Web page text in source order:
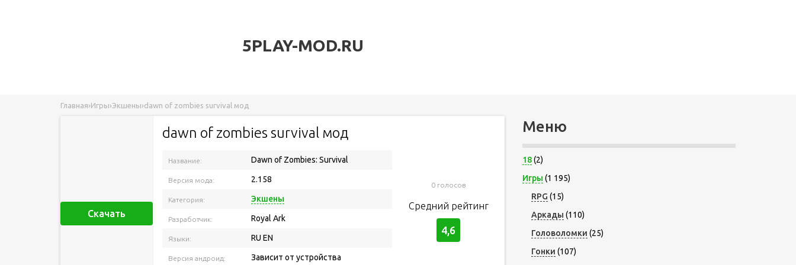
5PLAY-MOD.RU
Главная›Игры›Экшены›dawn of zombies survival мод
Скачать
dawn of zombies survival мод
Название: Dawn of Zombies: Survival
Версия мода: 2.158
Категория: Экшены
Разработчик: Royal Ark
Языки: RU EN
Версия андроид: Зависит от устройства
0 голосов
Средний рейтинг
4,6
Меню
18(2)
Игры (1 195)
RPG (15)
Аркады (110)
Головоломки (25)
Гонки (107)